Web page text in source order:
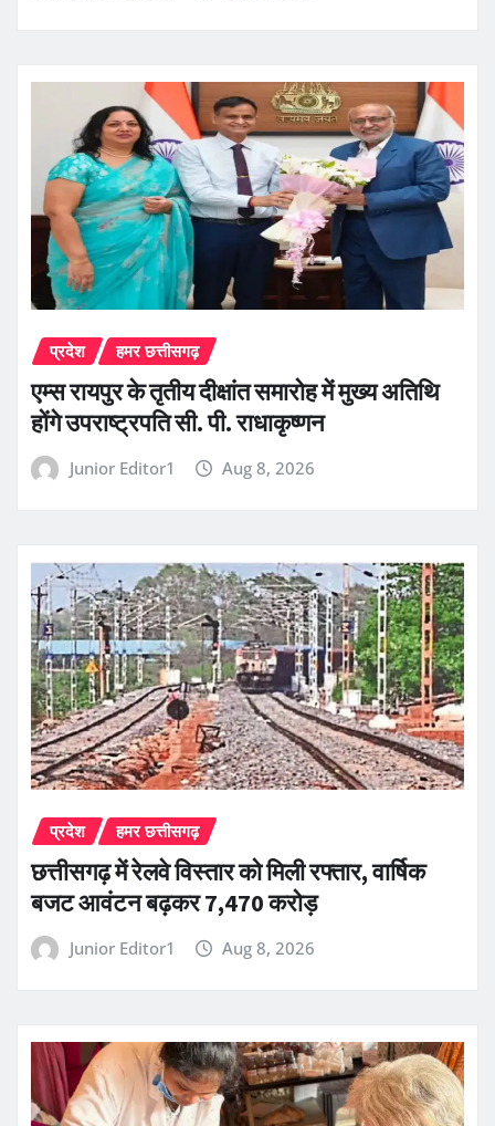
प्रदेश हमर छत्तीसगढ़
एम्स रायपुर के तृतीय दीक्षांत समारोह में मुख्य अतिथि
होंगे उपराष्ट्रपति सी. पी. राधाकृष्णन
Junior Editor1 Aug 8, 2026
प्रदेश हमर छत्तीसगढ़
छत्तीसगढ़ में रेलवे विस्तार को मिली रफ्तार, वार्षिक
बजट आवंटन बढ़कर 7,470 करोड़
Junior Editor1 Aug 8, 2026